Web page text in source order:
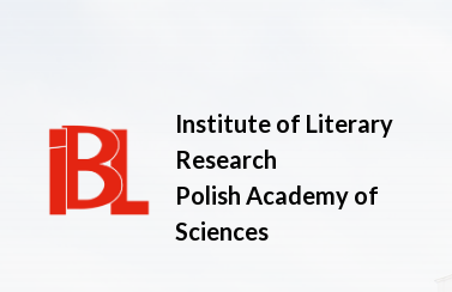
Institute of Literary
Research
Polish Academy of
Sciences